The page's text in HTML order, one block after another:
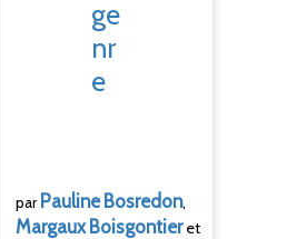
ge
nr
e
parPauline Bosredon,
Margaux Boisgontieret